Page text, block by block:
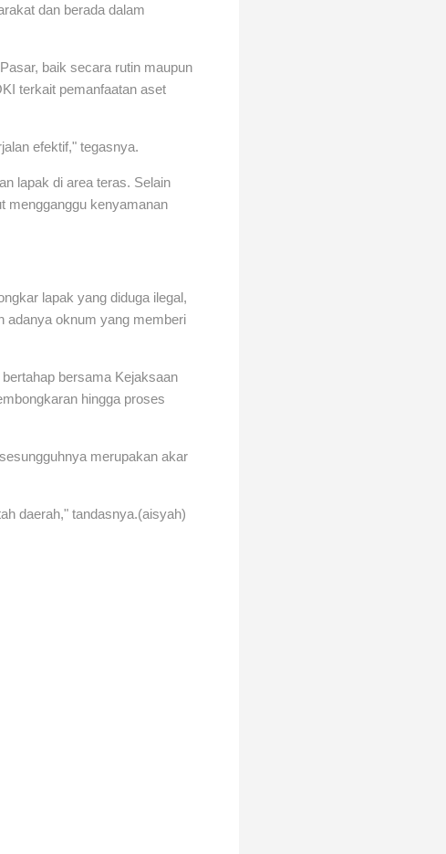
dan berada dalam
baik secara rutin maupun
terkait pemanfaatan aset
efektif," tegasnya.
lapak di area teras. Selain
mengganggu kenyamanan
lapak yang diduga ilegal,
adanya oknum yang memberi
bersama Kejaksaan
hingga proses
merupakan akar
daerah," tandasnya.(aisyah)